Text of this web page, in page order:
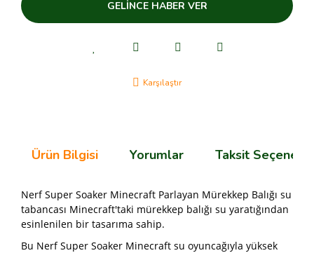
GELİNCE HABER VER
Karşılaştır
Ürün Bilgisi Yorumlar Taksit
Nerf Super Soaker Minecraft Parlayan Mürekkep Balığı su
tabancası Minecraft'taki mürekkep balığı su yaratığından
esinlenilen bir tasarıma sahip.
Bu Nerf Super Soaker Minecraft su oyuncağıyla yüksek